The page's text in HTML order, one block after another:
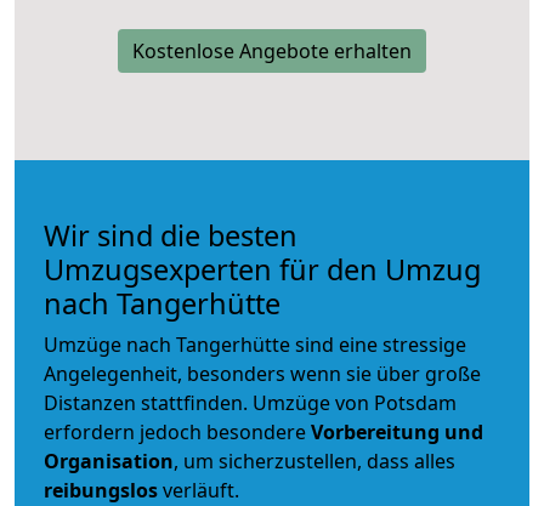
Kostenlose Angebote erhalten
Wir sind die besten
Umzugsexperten für den Umzug
nach Tangerhütte
Umzüge nach Tangerhütte sind eine stressige
Angelegenheit, besonders wenn sie über große
Distanzen stattfinden. Umzüge von Potsdam
erfordern jedoch besondereVorbereitung und
Organisation, um sicherzustellen, dass alles
reibungslosverläuft.